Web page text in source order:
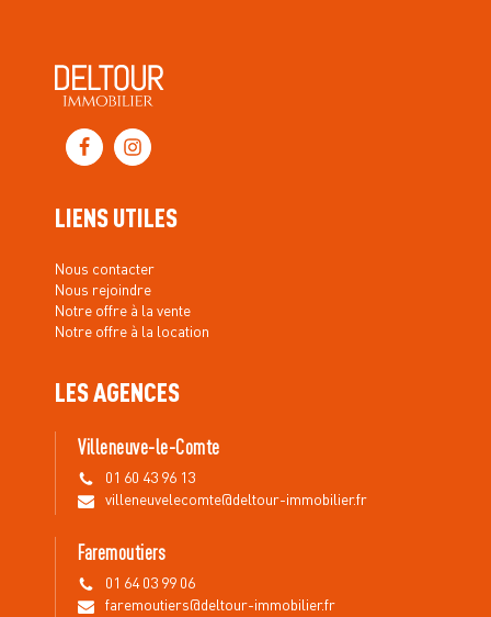
LIENS UTILES
Nous contacter
Nous rejoindre
Notre offre à la vente
Notre offre à la location
LES AGENCES
Villeneuve-le-Comte
01 60 43 96 13
villeneuvelecomte@deltour-immobilier.fr
Faremoutiers
01 64 03 99 06
faremoutiers@deltour-immobilier.fr